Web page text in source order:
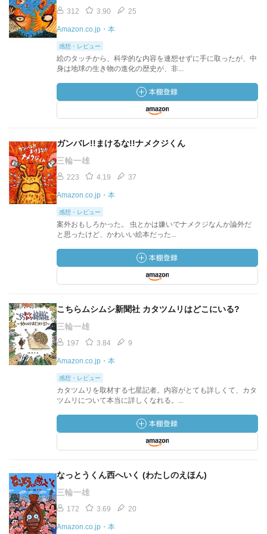
312 3.90 25
Amazon.co.jp・本
感想・レビュー
絵のタッチから、科学的な内容を連想せずに手に取ったが、中
身は地球の生き物の進化の歴史が、非...
ガンバレ!!まけるな!!ナメクジくん
三輪一雄
223 4.19 37
Amazon.co.jp・本
感想・レビュー
案外おもしろかった。 虫とかは嫌いでナメクジなんか論外だ
と思ったけど、かわいい絵本だった...
こちらムシムシ新聞社 カタツムリはどこにいる?
三輪一雄
197 3.84 9
Amazon.co.jp・本
感想・レビュー
カタツムリを取材する七星記者。内容がとても詳しくて、カタ
ツムリについて本当に詳しくなれる。...
なっとうくん西へいく (わたしのえほん)
三輪一雄
172 3.69 20
Amazon.co.jp・本